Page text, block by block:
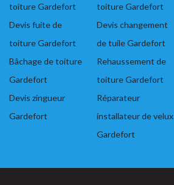
toiture Gardefort
Devis fuite de
toiture Gardefort
Bâchage de toiture
Gardefort
Devis zingueur
Gardefort
toiture Gardefort
Devis changement
de tuile Gardefort
Rehaussement de
toiture Gardefort
Réparateur
installateur de velux
Gardefort